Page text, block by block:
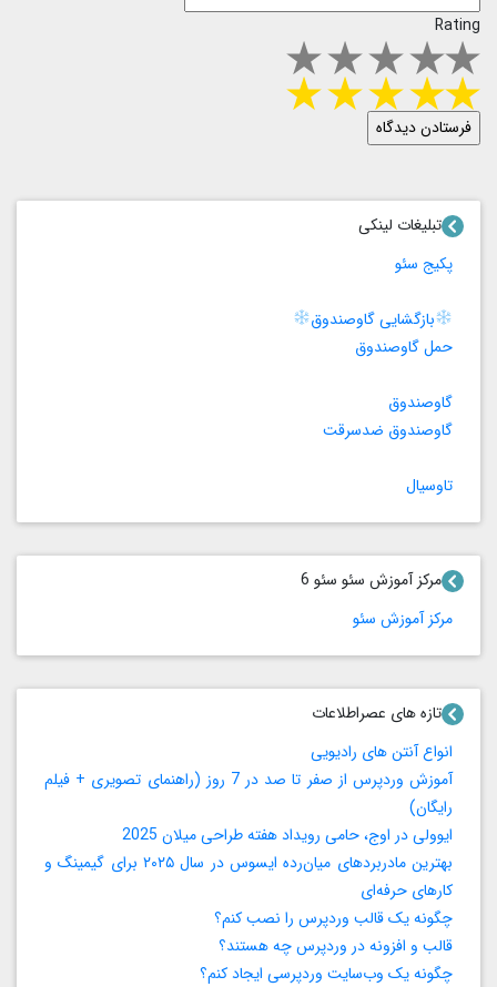
Rating
تبلیغات لینکی
پکیج سئو
بازگشایی گاوصندوق
حمل گاوصندوق
گاوصندوق
گاوصندوق ضدسرقت
تاوسیال
مرکز آموزش سئو سئو 6
مرکز آموزش سئو
تازه های عصراطلاعات
انواع آنتن های رادیویی
آموزش وردپرس از صفر تا صد در 7 روز (راهنمای تصویری + فیلم
رایگان)
ایوولی در اوج، حامی رویداد هفته طراحی میلان 2025
بهترین مادربردهای میان‌رده ایسوس در سال ۲۰۲۵ برای گیمینگ و
کارهای حرفه‌ای
چگونه یک قالب وردپرس را نصب کنم؟
قالب و افزونه در وردپرس چه هستند؟
چگونه یک وب‌سایت وردپرسی ایجاد کنم؟